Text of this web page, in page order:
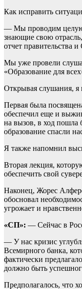
Как исправить
— Мы проводим целую
знающие свою
отчет правительства
Мы уже провели
«Образование для
Открывая слушания, я
Первая была
обеспечил еще и
на вызов, в ход пошла
образование спасли
Я также напомнил
Вторая лекция,
обеспечить свой
Наконец, Жорес
обосновал
угрожает и
«СП»: — Сейчас в
— У нас кризис
Всемирного банка,
фактически
должно быть
Предполагалось, что